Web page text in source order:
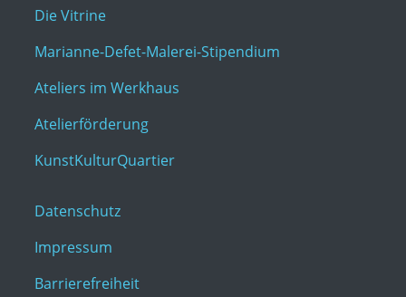
Die Vitrine
Marianne-Defet-Malerei-Stipendium
Ateliers im Werkhaus
Atelierförderung
KunstKulturQuartier
Datenschutz
Impressum
Barrierefreiheit